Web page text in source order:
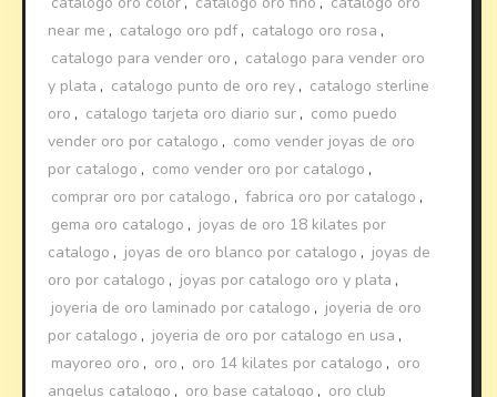
near me , catalogo oro pdf , catalogo oro rosa ,
catalogo para vender oro , catalogo para vender oro
y plata , catalogo punto de oro rey , catalogo sterline
oro , catalogo tarjeta oro diario sur , como puedo
vender oro por catalogo , como vender joyas de oro
por catalogo , como vender oro por catalogo ,
comprar oro por catalogo , fabrica oro por catalogo ,
gema oro catalogo , joyas de oro 18 kilates por
catalogo , joyas de oro blanco por catalogo , joyas de
oro por catalogo , joyas por catalogo oro y plata ,
joyeria de oro laminado por catalogo , joyeria de oro
por catalogo , joyeria de oro por catalogo en usa ,
mayoreo oro , oro , oro 14 kilates por catalogo , oro
angelus catalogo , oro base catalogo , oro club